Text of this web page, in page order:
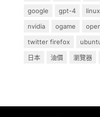
google
gpt-4 linux
nvidia
ogame
twitter firefox
日本
油價 瀏覽器